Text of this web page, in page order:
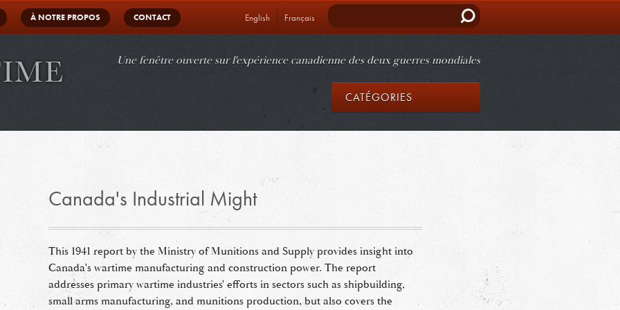
À NOTRE PROPOS CONTACT English Français
Une fenêtre ouverte sur l'expérience canadienne des deux guerres mondiales
CATÉGORIES
Canada's Industrial Might
This 1941 report by the Ministry of Munitions and Supply provides insight into
Canada's wartime manufacturing and construction power. The report
addresses primary wartime industries' efforts in sectors such as shipbuilding,
small arms manufacturing, and munitions production, but also covers the